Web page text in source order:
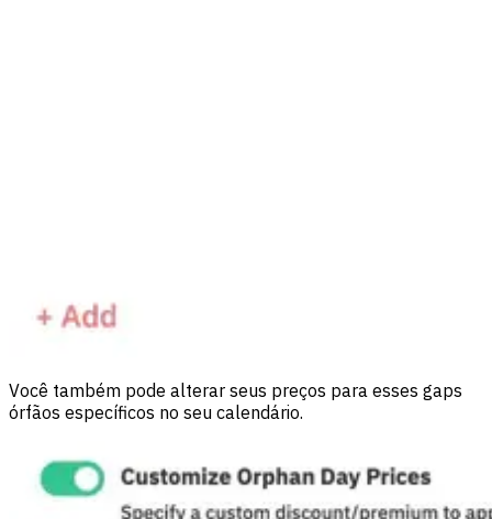
Você também pode alterar seus preços para esses gaps
órfãos específicos no seu calendário.